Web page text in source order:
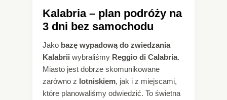
Kalabria – plan podróży na
3 dni bez samochodu
Jako bazę wypadową do zwiedzania
Kalabrii wybraliśmy Reggio di Calabria.
Miasto jest dobrze skomunikowane
zarówno z lotniskiem, jak i z miejscami,
które planowaliśmy odwiedzić. To świetna